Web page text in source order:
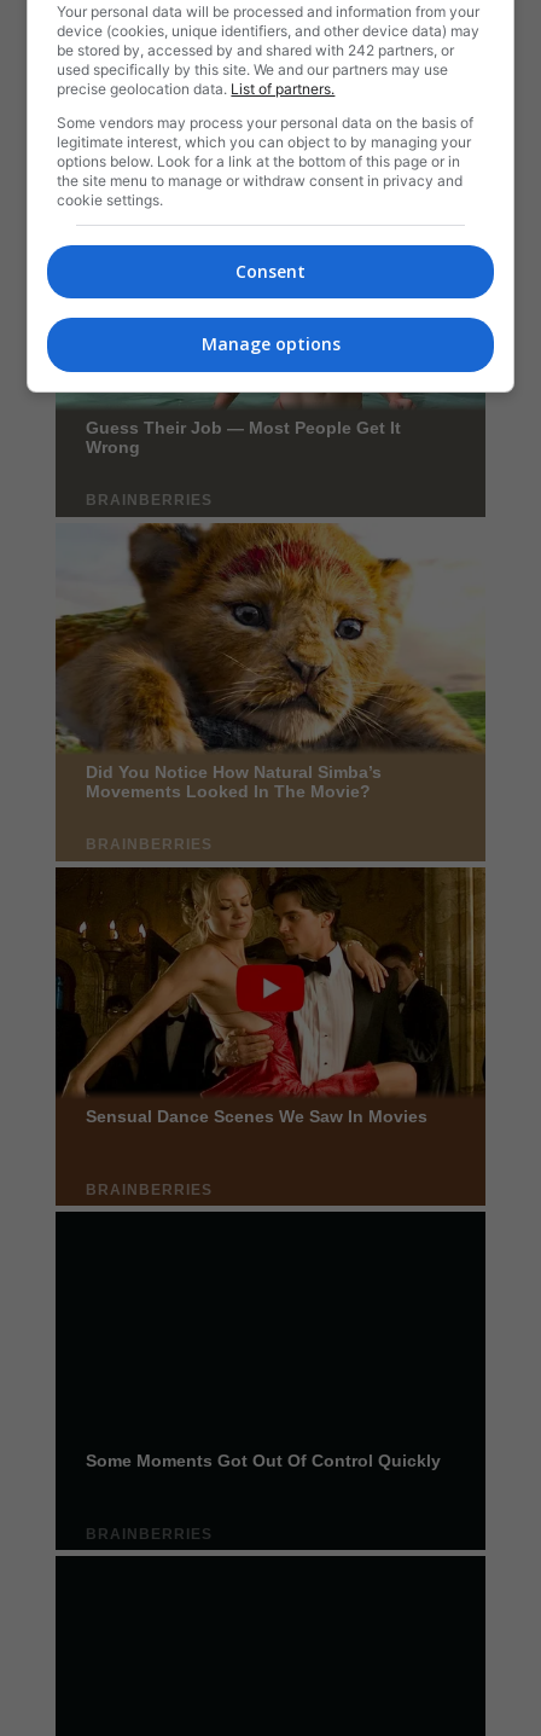
Your personal data will be processed and information from your
device (cookies, unique identifiers, and other device data) may
be stored by, accessed by and shared with 242 partners, or
used specifically by this site. We and our partners may use
precise geolocation data. List of partners.
Some vendors may process your personal data on the basis of
legitimate interest, which you can object to by managing your
options below. Look for a link at the bottom of this page or in
the site menu to manage or withdraw consent in privacy and
cookie settings.
Consent
Manage options